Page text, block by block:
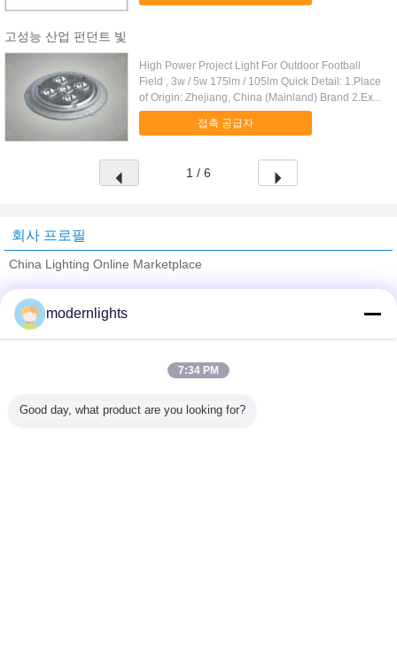
고성능 산업 펀던트 빛
High Power Project Light For Outdoor Football
Field , 3w / 5w 175lm / 105lm Quick Detail: 1.Place
of Origin: Zhejiang, China (Mainland) Brand 2.Ex...
접촉 공급자
1 / 6
회사 프로필
China Lighting Online Marketplace
Trust Seal
Verified Suplier
모든 제품
modernlights
7:34 PM
Good day, what product are you looking for?